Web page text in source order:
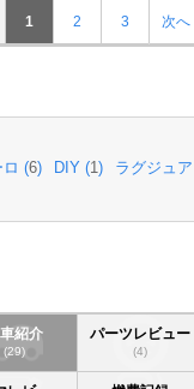
1 2 3 次へ
ロ (6) DIY (1 ) ラグジュ
紹介
(29)
パーツレビュー
(4)